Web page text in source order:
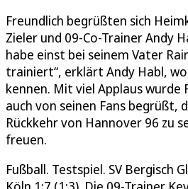
Freundlich begrüßten sich
Zieler und 09-Co-Trainer Andy
habe einst bei seinem Vater
trainiert“, erklärt Andy Habl,
kennen. Mit viel Applaus wurde
auch von seinen Fans begrüßt,
Rückkehr von Hannover 96 zu
freuen.
Fußball. Testspiel. SV Bergisch